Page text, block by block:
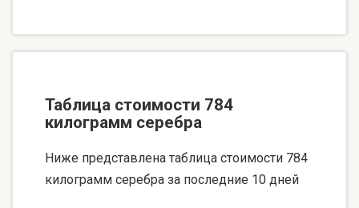
Таблица стоимости 784
килограмм серебра
Ниже представлена таблица стоимости 784
килограмм серебра за последние 10 дней